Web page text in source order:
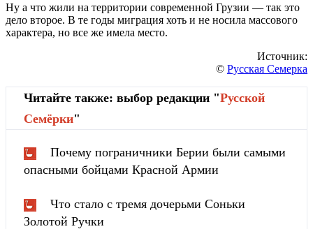
Ну а что жили на территории современной Грузии — так это
дело второе. В те годы миграция хоть и не носила массового
характера, но все же имела место.
Источник:
© Русская Семерка
Читайте также: выбор редакции "Русской
Cемёрки"
Почему пограничники Берии были самыми
опасными бойцами Красной Армии
Что стало с тремя дочерьми Соньки
Золотой Ручки